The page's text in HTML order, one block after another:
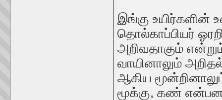
இங்கு உயிர்களின்
தொல்காப்பியர்
அறிவதாகும்
வாயினாலும்
ஆகிய
மூக்கு, கண்